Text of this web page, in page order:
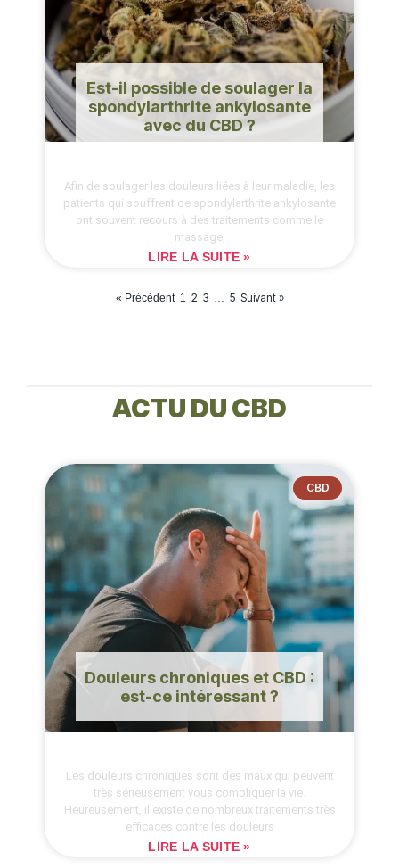
Est-il possible de soulager la
spondylarthrite ankylosante
avec du CBD ?
Afin de soulager les douleurs liées à leur maladie, les
patients qui souffrent de spondylarthrite ankylosante
ont souvent recours à des traitements comme le
massage,
LIRE LA SUITE »
« Précédent 1 2 3 … 5 Suivant »
ACTU DU CBD
CBD
Douleurs chroniques et CBD :
est-ce intéressant ?
Les douleurs chroniques sont des maux qui peuvent
très sérieusement vous compliquer la vie.
Heureusement, il existe de nombreux traitements très
efficaces contre les douleurs
LIRE LA SUITE »